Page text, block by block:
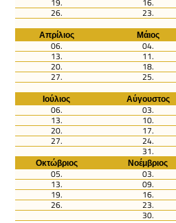
26. 23.
Απρίλιος
Μάιος
06.
04.
13. 11.
20. 18.
27. 25.
Ιούλιος
Αύγουστος
06.
03.
13. 10.
20. 17.
27. 24.
31.
Οκτώβριος
Νοέμβριος
05.
03.
13. 09.
19. 16.
26. 23.
30.